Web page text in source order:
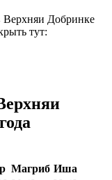
Верхняи Добринке
тут:
Магриб Иша